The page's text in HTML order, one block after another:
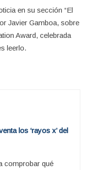
en su sección “El
Javier Gamboa, sobre
Award, celebrada
leerlo.
los ‘rayos x’ del
comprobar qué